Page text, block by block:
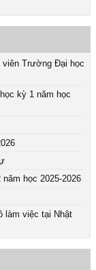
viên Trường Đại học
kỳ 1 năm học
học 2025-2026
làm việc tại Nhật